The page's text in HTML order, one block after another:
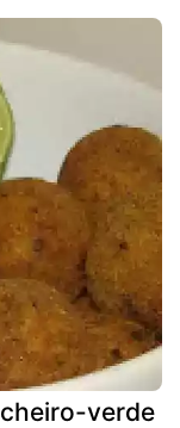
verde